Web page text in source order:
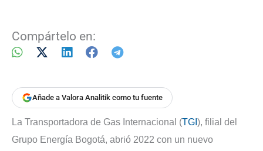
Compártelo en:
Añade a Valora Analitik como tu fuente
La Transportadora de Gas Internacional (TGI ), filial del
Grupo Energía Bogotá, abrió 2022 con un nuevo